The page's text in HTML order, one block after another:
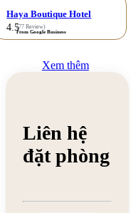
Haya Boutique Hotel
4.5(77 Review)
From Google Business
Xem thêm
Liên hệ
đặt phòng